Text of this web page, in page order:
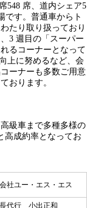
548 席、道内シェア5
です。普通車からト
たり取り扱っており
3 週目の「スーパー
るコーナーとなって
上に努めるなど、会
ーナーも多数ご用意
おります。
級車まで多種多様の
高成約率となってお
社ユー・エス・エス
代行 小出正和